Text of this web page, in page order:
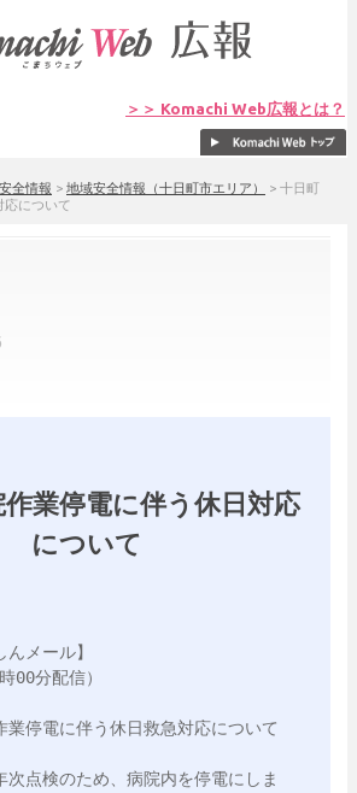
＞＞ Komachi Web広報とは？
全情報 > 地域安全情報（十日町市エリア） > 十日町
応について
業停電に伴う休日対応
について
んメール】
00分配信）
停電に伴う休日救急対応について
点検のため、病院内を停電にしま